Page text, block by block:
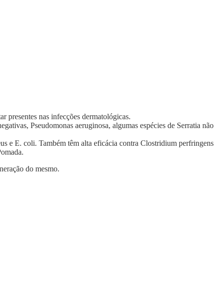
presentes nas infecções dermatológicas.
Pseudomonas aeruginosa, algumas espécies de Serratia não
e E. coli. Também têm alta eficácia contra Clostridium perfringens
do mesmo.